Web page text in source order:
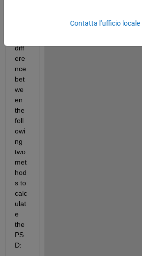
diff
ere
nce
bet
we
en
the
foll
owi
ng
two
met
hod
s to
calc
ulat
e
the
PS
D:
Contatta l’ufficio locale